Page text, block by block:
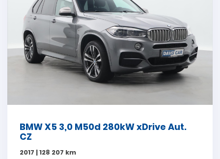
BMW X5 3,0 M50d 280kW xDrive Aut.
CZ
2017 | 128 207 km